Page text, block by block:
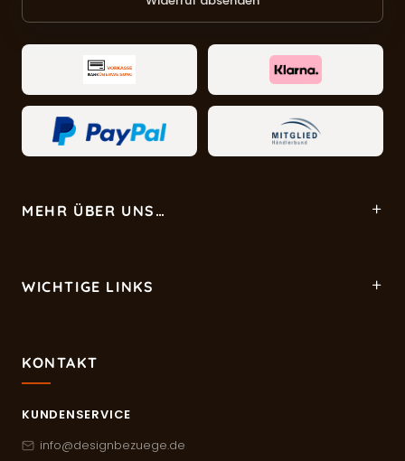
MEHR ÜBER UNS…
WICHTIGE LINKS
KONTAKT
KUNDENSERVICE
info@designbezuege.de